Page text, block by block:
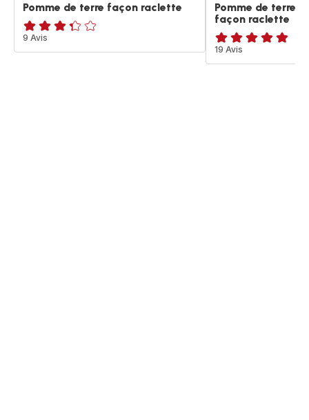
Pomme de terre façon raclette
ratings.3.3
9 Avis
Pomme de terre
façon raclette
Avis
5
19 Avis